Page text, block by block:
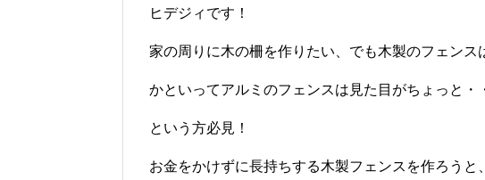
ヒデジィです！
家の周りに木の柵を作りたい、でも木製のフェンス
かといってアルミのフェンスは見た目がちょっと・
という方必見！
お金をかけずに長持ちする木製フェンスを作ろうと